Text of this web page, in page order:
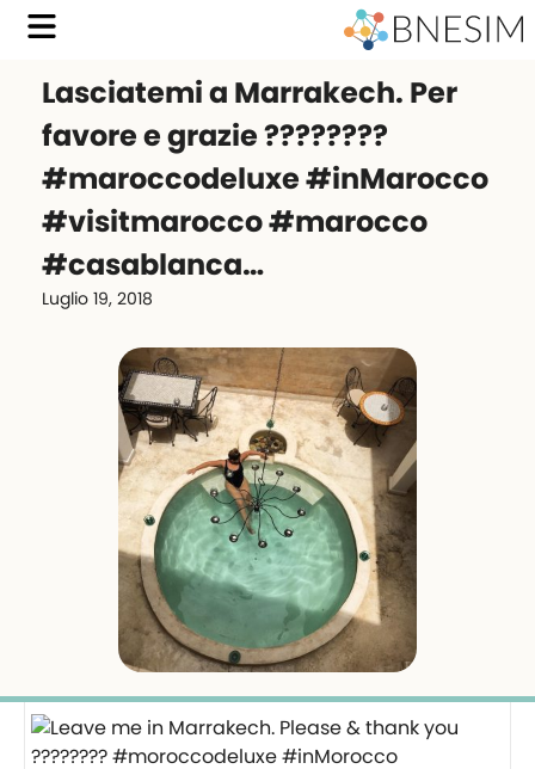
Lasciatemi a Marrakech. Per
favore e grazie ????????
#maroccodeluxe #inMarocco
#visitmarocco #marocco
#casablanca…
Luglio 19, 2018